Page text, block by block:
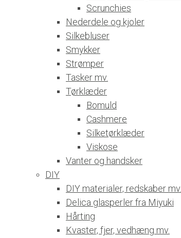
Scrunchies
Nederdele og kjoler
Silkebluser
Smykker
Strømper
Tasker mv.
Tørklæder
Bomuld
Cashmere
Silketørklæder
Viskose
Vanter og handsker
DIY
DIY materialer, redskaber mv.
Delica glasperler fra Miyuki
Hårting
Kvaster, fjer, vedhæng mv.